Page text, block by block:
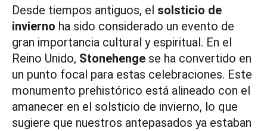
Desde tiempos antiguos, el solsticio de
invierno ha sido considerado un evento de
gran importancia cultural y espiritual. En el
Reino Unido, Stonehenge se ha convertido en
un punto focal para estas celebraciones. Este
monumento prehistórico está alineado con el
amanecer en el solsticio de invierno, lo que
sugiere que nuestros antepasados ya estaban